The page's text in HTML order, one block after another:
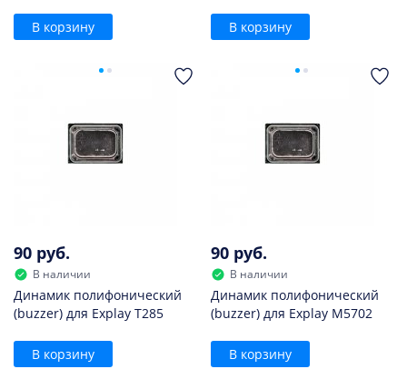
В корзину В корзину
90 руб.
В наличии
Динамик полифонический
(buzzer) для Explay T285
В корзину
90 руб.
В наличии
Динамик полифонический
(buzzer) для Explay M5702
В корзину